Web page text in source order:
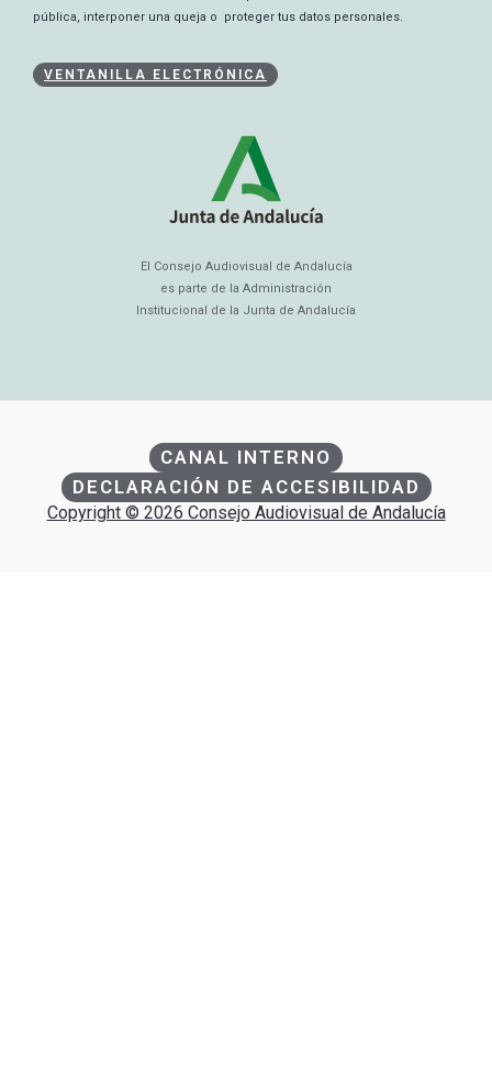
pública, interponer una queja o proteger tus datos personales.
VENTANILLA ELECTRÓNICA
El Consejo Audiovisual de Andalucía
es parte de la Administración
Institucional de la Junta de Andalucía
CANAL INTERNO
DECLARACIÓN DE ACCESIBILIDAD
Copyright © 2026 Consejo Audiovisual de Andalucía